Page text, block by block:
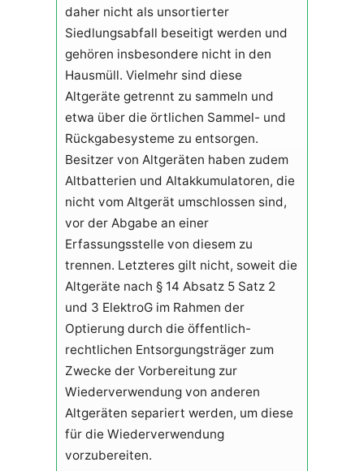
daher nicht als unsortierter
Siedlungsabfall beseitigt werden und
gehören insbesondere nicht in den
Hausmüll. Vielmehr sind diese
Altgeräte getrennt zu sammeln und
etwa über die örtlichen Sammel- und
Rückgabesysteme zu entsorgen.
Besitzer von Altgeräten haben zudem
Altbatterien und Altakkumulatoren, die
nicht vom Altgerät umschlossen sind,
vor der Abgabe an einer
Erfassungsstelle von diesem zu
trennen. Letzteres gilt nicht, soweit die
Altgeräte nach § 14 Absatz 5 Satz 2
und 3 ElektroG im Rahmen der
Optierung durch die öffentlich-
rechtlichen Entsorgungsträger zum
Zwecke der Vorbereitung zur
Wiederverwendung von anderen
Altgeräten separiert werden, um diese
für die Wiederverwendung
vorzubereiten.